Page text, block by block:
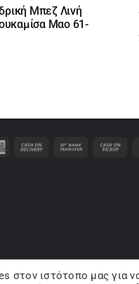
Μπεζ Λινή
Mαο 61-
στον ιστότοπo μας για